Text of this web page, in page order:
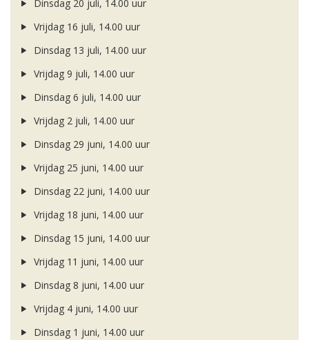
Dinsdag 20 juli, 14.00 uur
Vrijdag 16 juli, 14.00 uur
Dinsdag 13 juli, 14.00 uur
Vrijdag 9 juli, 14.00 uur
Dinsdag 6 juli, 14.00 uur
Vrijdag 2 juli, 14.00 uur
Dinsdag 29 juni, 14.00 uur
Vrijdag 25 juni, 14.00 uur
Dinsdag 22 juni, 14.00 uur
Vrijdag 18 juni, 14.00 uur
Dinsdag 15 juni, 14.00 uur
Vrijdag 11 juni, 14.00 uur
Dinsdag 8 juni, 14.00 uur
Vrijdag 4 juni, 14.00 uur
Dinsdag 1 juni, 14.00 uur